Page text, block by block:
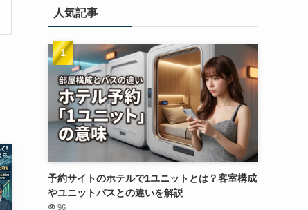
人気記事
予約サイトのホテルで1ユニットとは？客室構成
やユニットバスとの違いを解説
96